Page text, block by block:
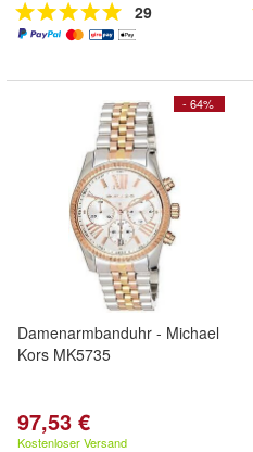
29
- 64%
Damenarmbanduhr - Michael
Kors MK5735
97,53 €
Kostenloser Versand